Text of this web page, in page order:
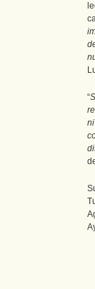
“